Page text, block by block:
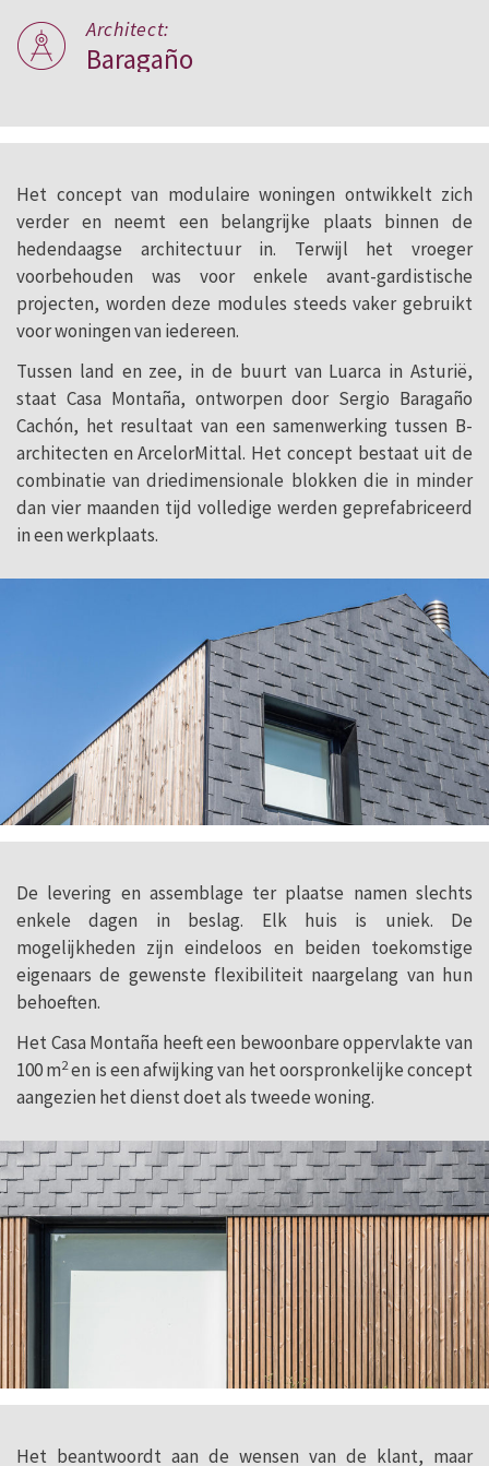
Architect:
Baragaño
Het concept van modulaire woningen ontwikkelt zich
verder en neemt een belangrijke plaats binnen de
hedendaagse architectuur in. Terwijl het vroeger
voorbehouden was voor enkele avant-gardistische
projecten, worden deze modules steeds vaker gebruikt
voor woningen van iedereen.
Tussen land en zee, in de buurt van Luarca in Asturië,
staat Casa Montaña, ontworpen door Sergio Baragaño
Cachón, het resultaat van een samenwerking tussen B-
architecten en ArcelorMittal. Het concept bestaat uit de
combinatie van driedimensionale blokken die in minder
dan vier maanden tijd volledige werden geprefabriceerd
in een werkplaats.
De levering en assemblage ter plaatse namen slechts
enkele dagen in beslag. Elk huis is uniek. De
mogelijkheden zijn eindeloos en beiden toekomstige
eigenaars de gewenste flexibiliteit naargelang van hun
behoeften.
Het Casa Montaña heeft een bewoonbare oppervlakte van
100 m2en is een afwijking van het oorspronkelijke concept
aangezien het dienst doet als tweede woning.
Het beantwoordt aan de wensen van de klant, maar